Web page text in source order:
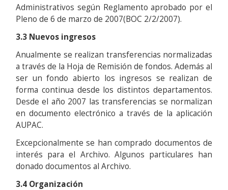
Administrativos según Reglamento aprobado por el
Pleno de 6 de marzo de 2007(BOC 2/2/2007).
3.3 Nuevos ingresos
Anualmente se realizan transferencias normalizadas
a través de la Hoja de Remisión de fondos. Además al
ser un fondo abierto los ingresos se realizan de
forma continua desde los distintos departamentos.
Desde el año 2007 las transferencias se normalizan
en documento electrónico a través de la aplicación
AUPAC.
Excepcionalmente se han comprado documentos de
interés para el Archivo. Algunos particulares han
donado documentos al Archivo.
3.4 Organización